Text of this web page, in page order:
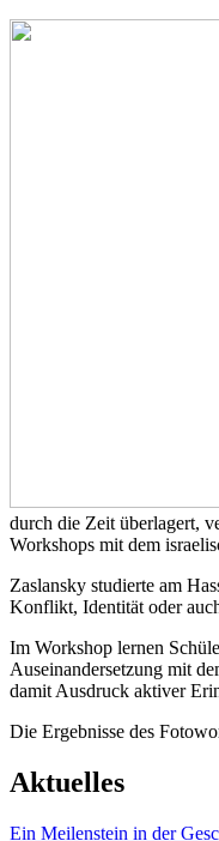
durch die Zeit überlagert,
Workshops mit dem
Zaslansky studierte am
Konflikt, Identität oder
Im Workshop lernen
Auseinandersetzung mit
damit Ausdruck aktiver
Die Ergebnisse des
Aktuelles
Ein Meilenstein in der